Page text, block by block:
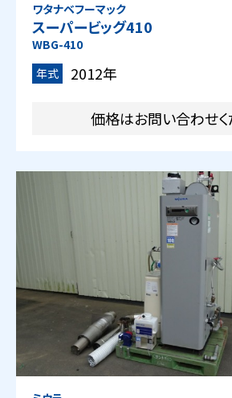
ワタナベフーマック
スーパービッグ410
WBG-410
年式
2012年
価格はお問い合わせ